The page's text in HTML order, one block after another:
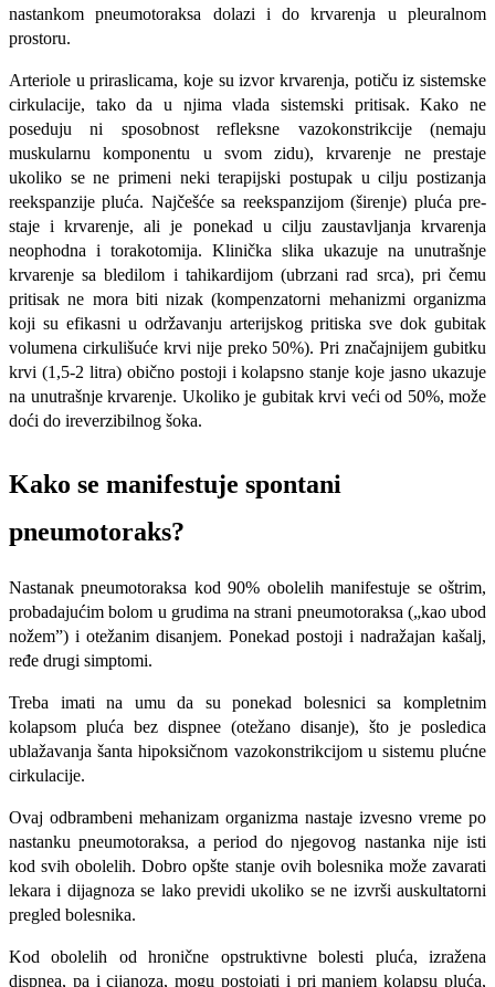
nastankom pneumotoraksa dolazi i do krvarenja u pleuralnom
prostoru.
Arte­riole u priraslicama, koje su izvor krvare­nja, potiču iz sistemske
cirkulacije, tako da u njima vlada sistemski pritisak. Kako ne
poseduju ni sposobnost refleksne vazokonstrikcije (nemaju
muskularnu kompo­nentu u svom zidu), krvarenje ne prestaje
ukoliko se ne primeni neki terapijski po­stupak u cilju postizanja
reekspanzije plu­ća. Najčešće sa reekspanzijom (širenje) pluća pre­
staje i krvarenje, ali je ponekad u cilju zaustavljanja krvarenja
neophodna i torakotomija. Klinička slika ukazuje na unutra­šnje
krvarenje sa bledilom i tahikardijom (ubrzani rad srca), pri čemu
pritisak ne mora biti nizak (kompenzatorni mehanizmi organizma
koji su efikasni u održavanju arterijskog pritiska sve dok gubitak
volumena cirkulišuće kr­vi nije preko 50%). Pri značajnijem gubit­ku
krvi (1,5-2 litra) obično postoji i kolapsno stanje koje jasno ukazuje
na unutrašnje krvarenje. Ukoliko je gubitak krvi veći od 50%, može
doći do ireverzibilnog šoka.
Kako se manifestuje spontani
pneumotoraks?
Nastanak pneumotoraksa kod 90% obolelih manifestuje se oštrim,
probadajućim bolom u grudima na strani pneumotorak­sa („kao ubod
nožem”) i otežanim disa­njem. Ponekad postoji i nadražajan kašalj,
ređe drugi simptomi.
Treba imati na umu da su ponekad bolesnici sa kompletnim
kolapsom pluća bez dispnee (otežano disanje), što je posledica
ublažavanja šanta hipoksičnom vazokonstrikcijom u sistemu plućne
cirkulacije.
Ovaj odbrambeni mehanizam organizma nastaje izvesno vreme po
nastanku pneu­motoraksa, a period do njegovog nastan­ka nije isti
kod svih obolelih. Dobro opšte stanje ovih bolesnika može zavarati
lekara i dijagnoza se lako previdi ukoliko se ne izvrši auskultatorni
pregled bolesnika.
Kod obolelih od hronične opstruktivne bolesti pluća, izražena
dispnea, pa i cijanoza, mogu postojati i pri ma­njem kolapsu pluća,